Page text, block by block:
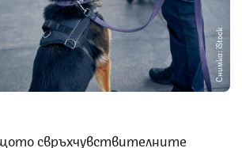
Снимка: iStock
свръхчувствителните